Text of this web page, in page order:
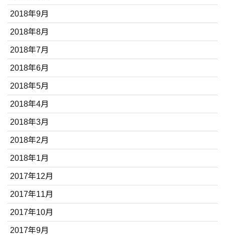
2018年9月
2018年8月
2018年7月
2018年6月
2018年5月
2018年4月
2018年3月
2018年2月
2018年1月
2017年12月
2017年11月
2017年10月
2017年9月